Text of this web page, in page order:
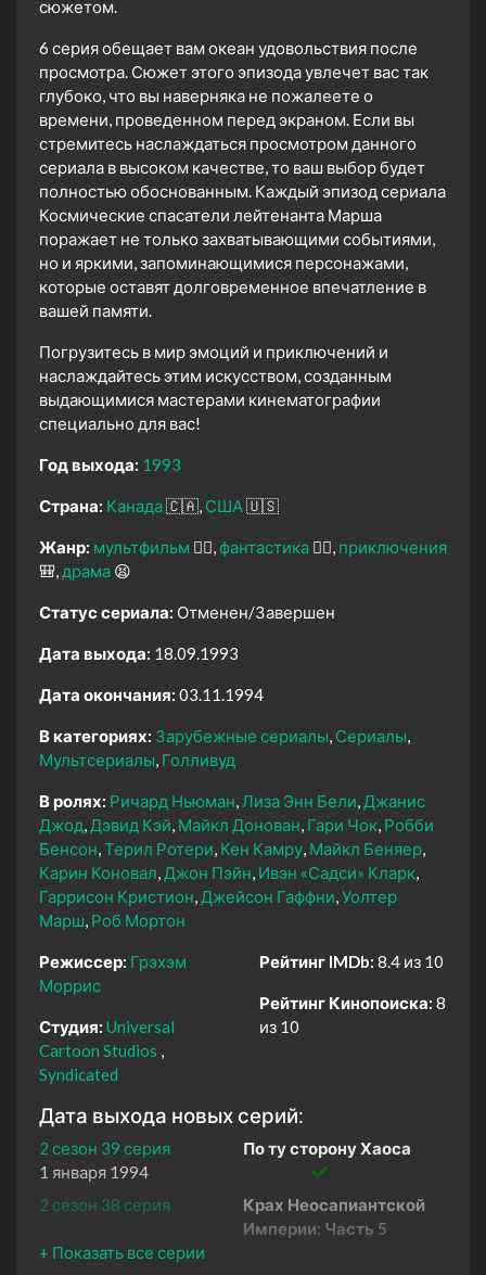
сюжетом.
6 серия обещает вам океан удовольствия после
просмотра. Сюжет этого эпизода увлечет вас так
глубоко, что вы наверняка не пожалеете о
времени, проведенном перед экраном. Если вы
стремитесь наслаждаться просмотром данного
сериала в высоком качестве, то ваш выбор будет
полностью обоснованным. Каждый эпизод сериала
Космические спасатели лейтенанта Марша
поражает не только захватывающими событиями,
но и яркими, запоминающимися персонажами,
которые оставят долговременное впечатление в
вашей памяти.
Погрузитесь в мир эмоций и приключений и
наслаждайтесь этим искусством, созданным
выдающимися мастерами кинематографии
специально для вас!
Год выхода: 1993
Страна: Канада🇨🇦 США🇺🇸
Жанр: мультфильм 🧚‍♀️ фантастика 🧙‍♀️ приключения
🎒 драма 😫
Статус сериала: Отменен/Завершен
Дата выхода: 18.09.1993
Дата окончания: 03.11.1994
В категориях: Зарубежные сериалы Сериалы
Мультсериалы Голливуд
В ролях: Ричард Ньюман Лиза Энн Бели Джанис
Джод Дэвид Кэй Майкл Донован Гари Чок Робби
Бенсон Терил Ротери Кен Камру Майкл Беняер
Карин Коновал Джон Пэйн Ивэн «Садси» Кларк
Гаррисон Кристион Джейсон Гаффни Уолтер
Марш Роб Мортон
Режиссер: Грэхэм
Моррис
Студия: Universal
Cartoon Studios
Syndicated
Рейтинг IMDb: 8.4 из 10
Рейтинг Кинопоиска: 8
из 10
Дата выхода новых серий:
2 сезон 39 серия
По ту сторону Хаоса
1 января 1994
2 сезон 38 серия
Крах Неосапиантской
Империи: Часть 5
1 января 1994